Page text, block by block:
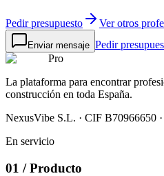
Pedir presupuesto Ver otros
Enviar mensaje Pedir
Pro
La plataforma para encontrar
construcción en toda España.
NexusVibe S.L. · CIF B70966650
En servicio
01 / Producto